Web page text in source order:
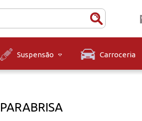
Suspensão Carroceria